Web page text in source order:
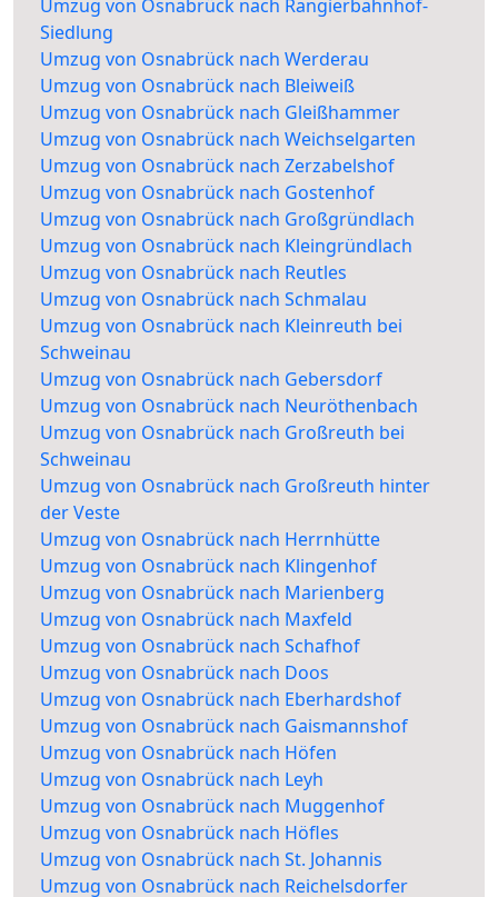
Umzug von Osnabrück nach Rangierbahnhof-
Siedlung
Umzug von Osnabrück nach Werderau
Umzug von Osnabrück nach Bleiweiß
Umzug von Osnabrück nach Gleißhammer
Umzug von Osnabrück nach Weichselgarten
Umzug von Osnabrück nach Zerzabelshof
Umzug von Osnabrück nach Gostenhof
Umzug von Osnabrück nach Großgründlach
Umzug von Osnabrück nach Kleingründlach
Umzug von Osnabrück nach Reutles
Umzug von Osnabrück nach Schmalau
Umzug von Osnabrück nach Kleinreuth bei
Schweinau
Umzug von Osnabrück nach Gebersdorf
Umzug von Osnabrück nach Neuröthenbach
Umzug von Osnabrück nach Großreuth bei
Schweinau
Umzug von Osnabrück nach Großreuth hinter
der Veste
Umzug von Osnabrück nach Herrnhütte
Umzug von Osnabrück nach Klingenhof
Umzug von Osnabrück nach Marienberg
Umzug von Osnabrück nach Maxfeld
Umzug von Osnabrück nach Schafhof
Umzug von Osnabrück nach Doos
Umzug von Osnabrück nach Eberhardshof
Umzug von Osnabrück nach Gaismannshof
Umzug von Osnabrück nach Höfen
Umzug von Osnabrück nach Leyh
Umzug von Osnabrück nach Muggenhof
Umzug von Osnabrück nach Höfles
Umzug von Osnabrück nach St. Johannis
Umzug von Osnabrück nach Reichelsdorfer